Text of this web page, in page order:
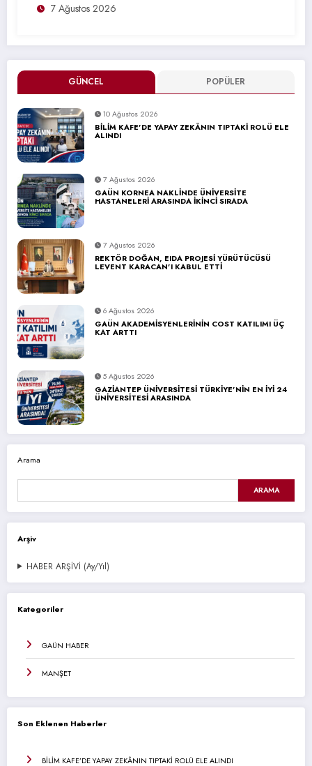
GÜNCEL POPÜLER
10 Ağustos 2026
BİLİM KAFE’DE YAPAY ZEKÂNIN TIPTAKİ ROLÜ ELE
ALINDI
7 Ağustos 2026
GAÜN KORNEA NAKLİNDE ÜNİVERSİTE
HASTANELERİ ARASINDA İKİNCİ SIRADA
7 Ağustos 2026
REKTÖR DOĞAN, EIDA PROJESİ YÜRÜTÜCÜSÜ
LEVENT KARACAN’I KABUL ETTİ
6 Ağustos 2026
GAÜN AKADEMİSYENLERİNİN COST KATILIMI ÜÇ
KAT ARTTI
5 Ağustos 2026
GAZİANTEP ÜNİVERSİTESİ TÜRKİYE’NİN EN İYİ 24
ÜNİVERSİTESİ ARASINDA
Arama
ARAMA
Arşiv
HABER ARŞİVİ (Ay/Yıl)
Kategoriler
GAÜN HABER
MANŞET
Son Eklenen Haberler
BİLİM KAFE’DE YAPAY ZEKÂNIN TIPTAKİ ROLÜ ELE ALINDI
7 Ağustos 2026